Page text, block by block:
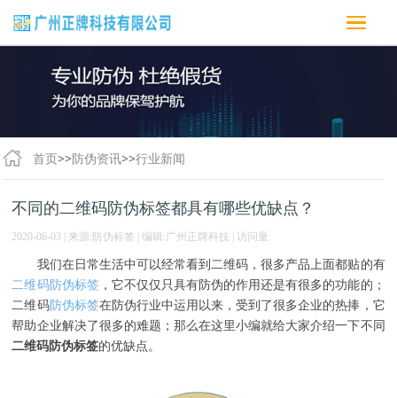
首页>>防伪资讯>>行业新闻
不同的二维码防伪标签都具有哪些优缺点？
2020-06-03 | 来源:防伪标签 | 编辑:广州正牌科技 | 访问量:
我们在日常生活中可以经常看到二维码，很多产品上面都贴的有
二维码防伪标签，它不仅仅只具有防伪的作用还是有很多的功能的；
二维码防伪标签在防伪行业中运用以来，受到了很多企业的热捧，它
帮助企业解决了很多的难题；那么在这里小编就给大家介绍一下不同
二维码防伪标签的优缺点。